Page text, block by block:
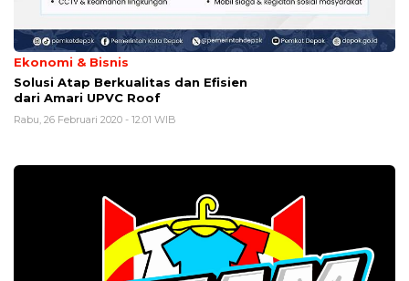
Ekonomi & Bisnis
Solusi Atap Berkualitas dan Efisien
dari Amari UPVC Roof
Rabu, 26 Februari 2020 - 12:01 WIB